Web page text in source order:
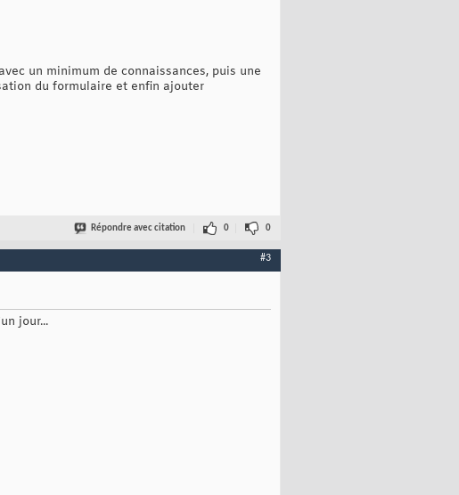
un minimum de connaissances, puis une
du formulaire et enfin ajouter
Répondre avec citation 0 0
#3
jour...